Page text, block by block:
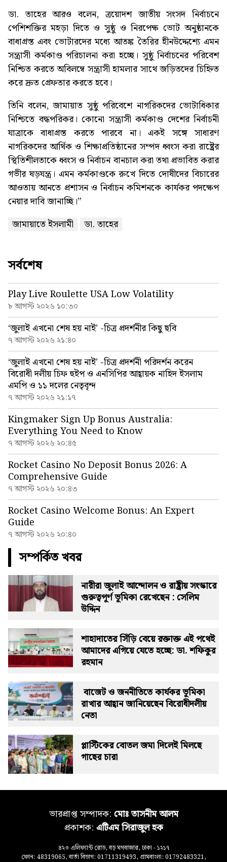
ডা. তাহের আরও বলেন, ত্রয়োদশ জাতীয় সংসদ নির্বাচনে
পেশিশক্তির মহড়া দিতে ও সুষ্ঠু ও নিরপেক্ষ ভোট অনুষ্ঠানকে
বাধাগ্রস্ত এবং ভোটারদের মধ্যে আতঙ্ক তৈরির হীনউদ্দেশ্যে এমন
সন্ত্রাসী কর্মকাণ্ড পরিচালনা করা হচ্ছে। সুষ্ঠু নির্বাচনের পরিবেশ
নিশ্চিত করতে অবিলম্বে সন্ত্রাসী হামলার সাথে জড়িতদের চিহ্নিত
করে দ্রুত গ্রেফতার করতে হবে।
তিনি বলেন, জামায়াত সুষ্ঠু পরিবেশে নাগরিকদের ভোটাধিকার
নিশ্চিতে বদ্ধপরিকর। কোনো সন্ত্রাসী কর্মকাণ্ড দেশের নির্বাচনী
যাত্রাকে বাধাগ্রস্ত করতে পারবে না। একই সঙ্গে সাধারণ
নাগরিকদের আর্থিক ও শিক্ষাপ্রতিষ্ঠানের সম্পদ ধ্বংস করা রাষ্ট্রের
স্থিতিশীলতাকে ধ্বংস ও নির্বাচন বানচাল করা তথা প্রভাবিত করার
গভীর ষড়যন্ত্র। এমন কর্মকাণ্ডকে রুখে দিতে দোষীদের বিচারের
আওতায় আনতে প্রশাসন ও নির্বাচন কমিশনকে কার্যকর পদক্ষেপ
নেয়ার দাবি জানাচ্ছি।”
জামায়াতে ইসলামী
ডা. তাহের
সর্বশেষ
Play Live Roulette USA Low Volatility
৮ আগস্ট ২০২৬ ১০:৩০
‘জুলাই এখনো শেষ হয় নাই’ -চিত্র প্রদর্শনীর কিছু ছবি
৭ আগস্ট ২০২৬ ২১:৪০
‘জুলাই এখনো শেষ হয় নাই’ -চিত্র প্রদর্শনী পরিদর্শন করেন
বিরোধী দলীয় চিফ হুইপ ও এনসিপির আহ্বায়ক নাহিদ ইসলাম
এমপি ও ১১ দলের নেতৃবৃন্দ
৭ আগস্ট ২০২৬ ২১:১৭
Kingmaker Sign Up Bonus Australia:
Everything You Need to Know
৭ আগস্ট ২০২৬ ২০:৪৫
Rocket Casino No Deposit Bonus 2026: A
Comprehensive Guide
৭ আগস্ট ২০২৬ ২০:৪৩
Rocket Casino Welcome Bonus: An Expert
Guide
৭ আগস্ট ২০২৬ ২০:৪০
সম্পর্কিত খবর
নারীরা জুলাই আন্দোলন ও রাষ্ট্রীয় সংস্কারে
গুরুত্বপূর্ণ ভূমিকা রেখেছেন : সেলিম
উদ্দিন
শাহাদাতের সিঁড়ি বেয়ে রক্তাক্ত এই পথেই
আমাদের এগিয়ে যেতে হচ্ছে: ডা. শফিকুর
রহমান
বাজেট ও জননীতিতে কার্যকর ভূমিকা
রাখার আহ্বান জানিয়েছেন বিরোধীদলীয়
নেতা
প্লাস্টিকের বোতল জমা দিলেই মিলছে
গাছের চারা
ভারপ্রাপ্ত সম্পাদক: মোঃ তাসনীম আলম
প্রকাশক: এটিএম সিরাজুল হক
৪২৩ এলিফ্যান্ট রোড, বড় মগবাজার, ঢাকা - ১২১৭
ফোন: 48319065, বার্তা বিভাগ: 01711319493, গ্রামবাংলা: 01792483321,